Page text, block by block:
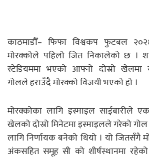
काठमाडौँ– फिफा विश्वकप फुटबल
मोरक्कोले पहिलो जित निकालेको छ ।
स्टेडियममा भएको आफ्नो दोस्रो खेलमा
गोलले हराउँदै मोरक्को विजयी भएको हो ।
मोरक्कोका लागि इस्माइल साईबारीले
खेलको दोस्रो मिनेटमा इस्माइलले गरेको
लागि निर्णायक बनेको थियो । यो जितसँगै
अंकसहित समूह सी को शीर्षस्थानमा